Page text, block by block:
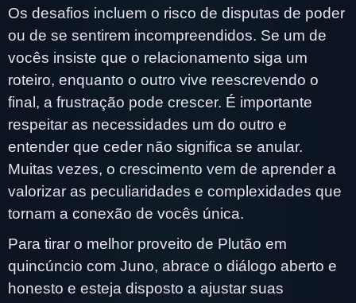
Os desafios incluem o risco de disputas de poder
ou de se sentirem incompreendidos. Se um de
vocês insiste que o relacionamento siga um
roteiro, enquanto o outro vive reescrevendo o
final, a frustração pode crescer. É importante
respeitar as necessidades um do outro e
entender que ceder não significa se anular.
Muitas vezes, o crescimento vem de aprender a
valorizar as peculiaridades e complexidades que
tornam a conexão de vocês única.
Para tirar o melhor proveito de Plutão em
quincúncio com Juno, abrace o diálogo aberto e
honesto e esteja disposto a ajustar suas